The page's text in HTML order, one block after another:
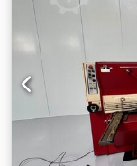
zaštitni uređaj
Dodpfeyrhvvjx
graničnik - upute